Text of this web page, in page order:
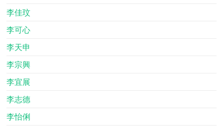
李佳玟
李可心
李天申
李宗興
李宜展
李志德
李怡俐